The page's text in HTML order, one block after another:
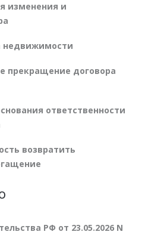
изменения и
недвижимости
прекращение договора
ответственности
возвратить
РФ от 23.05.2026 N